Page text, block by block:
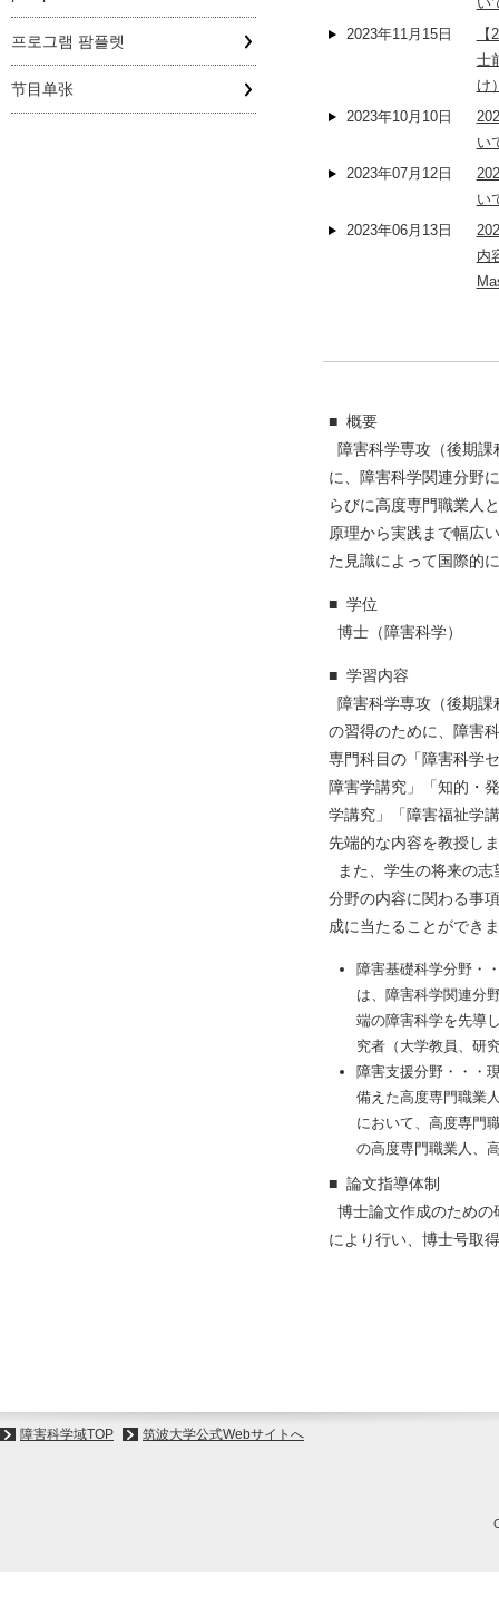
2023年11月15日
士
け
2023年10月10日
い
2023年07月12日
い
2023年06月13日
内
■ 概要
障害科学専攻（後期
に、障害科学関連分野
らびに高度専門職業人
原理から実践まで幅広
た見識によって国際的
■ 学位
博士（障害科学）
■ 学習内容
障害科学専攻（後期
の習得のために、障害
専門科目の「障害科学
障害学講究」「知的・
学講究」「障害福祉学
先端的な内容を教授し
また、学生の将来の
分野の内容に関わる事
成に当たることができ
障害基礎科学分野・
は、障害科学関連分
端の障害科学を先導
究者（大学教員、研
障害支援分野・・・
備えた高度専門職業
において、高度専門
の高度専門職業人、
■ 論文指導体制
博士論文作成のため
により行い、博士号取
프로그램 팜플렛
节目单张
障害科学域TOP 筑波大学公式Webサイトへ